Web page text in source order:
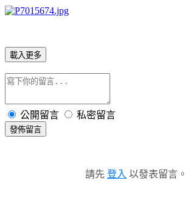
載入更多
公開留言 私密留言
發佈留言
請先 登入 以發表留言。